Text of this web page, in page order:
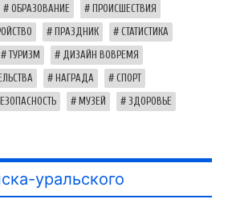
ОБРАЗОВАНИЕ ПРОИСШЕСТВИЯ
ПРАЗДНИК СТАТИСТИКА
ТУРИЗМ ДИЗАЙН ВОВРЕМЯ
НАГРАДА СПОРТ
МУЗЕЙ ЗДОРОВЬЕ
уральского